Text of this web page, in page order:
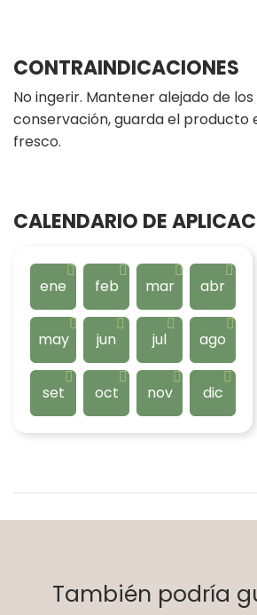
CONTRAINDICACIONES
No ingerir. Mantener alejado de los
conservación, guarda el producto
fresco.
CALENDARIO DE
ene feb mar abr
may jun jul ago
set oct nov dic
También podría